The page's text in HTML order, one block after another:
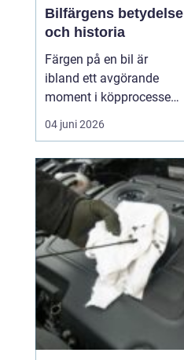
Bilfärgens betydelse
och historia
Färgen på en bil är
ibland ett avgörande
moment i köpprocessen,
men det handlar om mer
än bara estetik. Bilfärg
vetenskap och konst,
med en lång historia där
varje kulör b&...
04 juni 2026